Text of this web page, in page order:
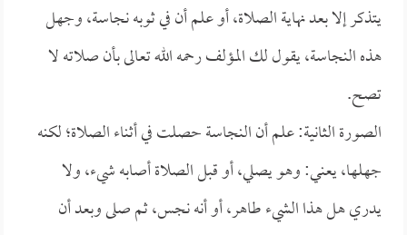
يتذكر إلا بعد نهاية الصلاة، أو علم أن في ثوبه نجاسة، وجهل
هذه النجاسة، يقول لك المؤلف رحمه الله تعالى بأن صلاته لا
تصح.
الصورة الثانية: علم أن النجاسة حصلت في أثناء الصلاة؛ لكنه
جهلها، يعني: وهو يصلي، أو قبل الصلاة أصابه شيء، ولا
يدري هل هذا الشيء طاهر، أو أنه نجس، ثم صلى وبعد أن